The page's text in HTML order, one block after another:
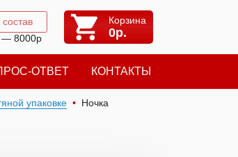
— 8000р
Корзина
0р.
ОТВЕТ КОНТАКТЫ
упаковке Ночка